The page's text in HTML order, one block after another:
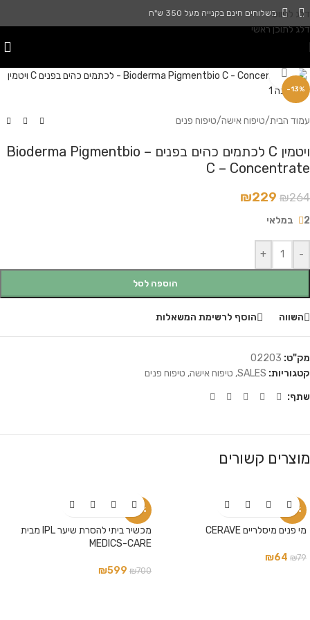
דלג לניווט
דלג לתוכן ראשי
משלוחים חינם בקנייה מעל 350 ש"ח
-13%
לחץ להגדלה
עמוד הבית/טיפוח אישה/טיפוח פנים
ויטמין C לכתמים כהים בפנים – Bioderma Pigmentbio
C – Concentrate
₪264
₪229
2 במלאי
-
+
הוספה לסל
השווה הוסף לרשימת המשאלות
מק"ט: 02203
קטגוריות: SALES
, טיפוח אישה, טיפוח פנים
שתף:
מוצרים קשורים
-19%
מי פנים מיסלריים CERAVE
₪79
₪64
-14%
מכשיר ביתי להסרת שיער IPL מבית
MEDICS-CARE
₪700
₪599